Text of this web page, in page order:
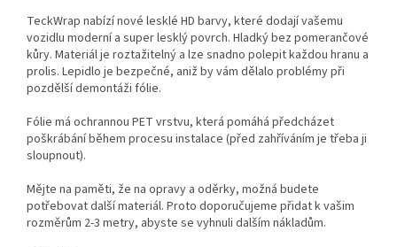
TeckWrap nabízí nové lesklé HD barvy, které dodají vašemu
vozidlu moderní a super lesklý povrch. Hladký bez pomerančové
kůry. Materiál je roztažitelný a lze snadno polepit každou hranu a
prolis. Lepidlo je bezpečné, aniž by vám dělalo problémy při
pozdělší demontáži fólie.
Fólie má ochrannou PET vrstvu, která pomáhá předcházet
poškrábání během procesu instalace (před zahříváním je třeba ji
sloupnout).
Mějte na paměti, že na opravy a oděrky, možná budete
potřebovat další materiál. Proto doporučujeme přidat k vašim
rozměrům 2-3 metry, abyste se vyhnuli dalším nákladům.